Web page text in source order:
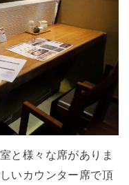
と様々な席がありま
いカウンター席で頂